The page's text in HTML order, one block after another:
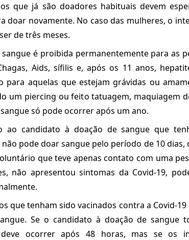
que já são doadores habituais devem
doar novamente. No caso das mulheres, o
de três meses.
sangue é proibida permanentemente para as
Aids, sífilis e, após os 11 anos,
para aquelas que estejam grávidas ou
um piercing ou feito tatuagem, maquiagem
só pode ocorrer após um ano.
ao candidato à doação de sangue que
pode doar sangue pelo período de 10 dias,
que teve apenas contato com uma
não apresentou sintomas da Covid-19,
que tenham sido vacinados contra a Covid-
Se o candidato à doação de sangue
ocorrer após 48 horas, mas se os